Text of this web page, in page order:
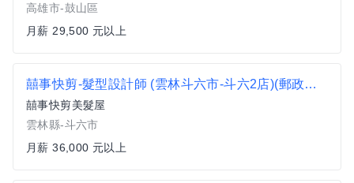
高雄市-鼓山區
月薪 29,500 元以上
囍事快剪-髮型設計師 (雲林斗六市-斗六2店)(郵政總局對面)
囍事快剪美髮屋
雲林縣-斗六市
月薪 36,000 元以上